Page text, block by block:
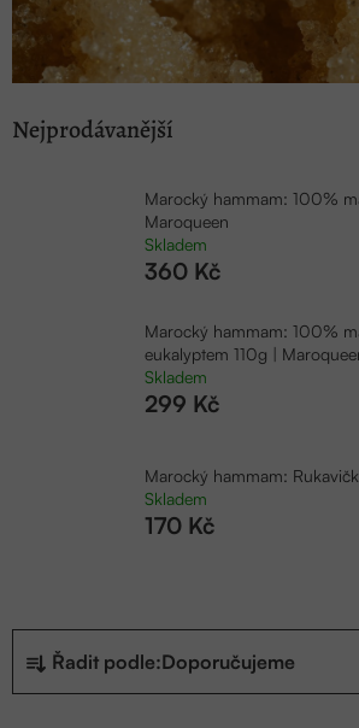
Nejprodávanější
Marocký hammam: 100%
Maroqueen
Skladem
360 Kč
Marocký hammam: 100%
eukalyptem 110g |
Skladem
299 Kč
Marocký hammam:
Skladem
170 Kč
a
Řadit podle:Doporučujeme